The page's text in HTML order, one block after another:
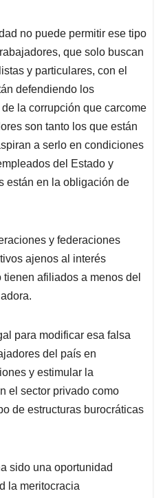
no puede permitir ese tipo
que solo buscan
y particulares, con el
defendiendo los
la corrupción que carcome
son tanto los que están
a serlo en condiciones
del Estado y
están en la obligación de
y federaciones
ajenos al interés
afiliados a menos del
para modificar esa falsa
del país en
y estimular la
el sector privado como
de estructuras burocráticas
sido una oportunidad
la meritocracia